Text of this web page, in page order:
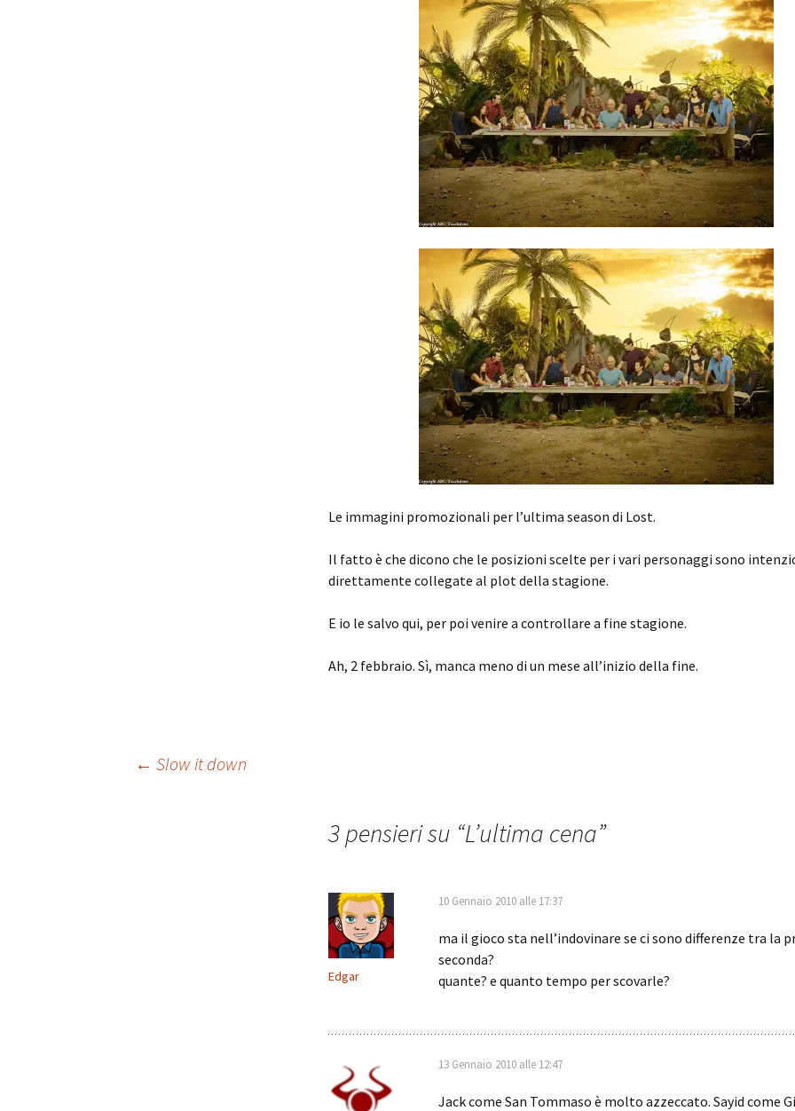
Le immagini promozionali per l’ultima season di Lost.
Il fatto è che dicono che le posizioni scelte per i vari personaggi sono
direttamente collegate al plot della stagione.
E io le salvo qui, per poi venire a controllare a fine stagione.
Ah, 2 febbraio. Sì, manca meno di un mese all’inizio della fine.
Navigazione
← Slow it down
3 pensieri su “L’ultima cena”
Edgar
10 Gennaio 2010 alle 17:37
ma il gioco sta nell’indovinare se ci sono differenze tra la
seconda?
quante? e quanto tempo per scovarle?
13 Gennaio 2010 alle 12:47
Jack come San Tommaso è molto azzeccato. Sayid come